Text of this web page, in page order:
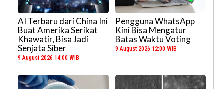
AI Terbaru dari China Ini
Buat Amerika Serikat
Khawatir, Bisa Jadi
Senjata Siber
9 August 2026 14:00 WIB
Pengguna WhatsApp
Kini Bisa Mengatur
Batas Waktu Voting
9 August 2026 12:00 WIB